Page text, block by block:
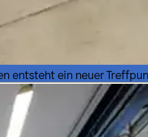
entsteht ein neuer